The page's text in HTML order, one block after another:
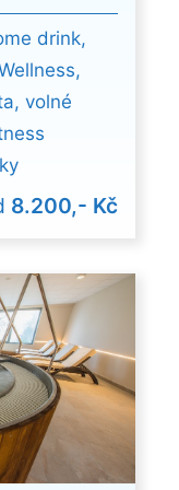
drink,
volné
8.200,- Kč